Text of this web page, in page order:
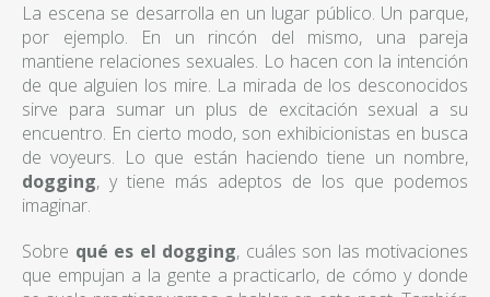
La escena se desarrolla en un lugar público. Un parque,
por ejemplo. En un rincón del mismo, una pareja
mantiene relaciones sexuales. Lo hacen con la intención
de que alguien los mire. La mirada de los desconocidos
sirve para sumar un plus de excitación sexual a su
encuentro. En cierto modo, son exhibicionistas en busca
de voyeurs. Lo que están haciendo tiene un nombre,
dogging, y tiene más adeptos de los que podemos
imaginar.
Sobre qué es el dogging, cuáles son las motivaciones
que empujan a la gente a practicarlo, de cómo y donde